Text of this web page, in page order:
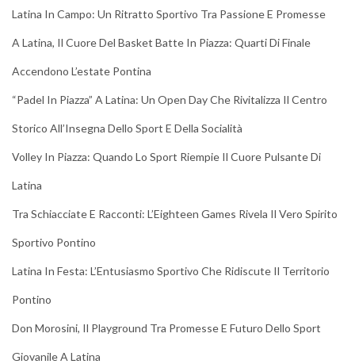
Latina In Campo: Un Ritratto Sportivo Tra Passione E Promesse
A Latina, Il Cuore Del Basket Batte In Piazza: Quarti Di Finale
Accendono L’estate Pontina
“Padel In Piazza” A Latina: Un Open Day Che Rivitalizza Il Centro
Storico All’Insegna Dello Sport E Della Socialità
Volley In Piazza: Quando Lo Sport Riempie Il Cuore Pulsante Di
Latina
Tra Schiacciate E Racconti: L’Eighteen Games Rivela Il Vero Spirito
Sportivo Pontino
Latina In Festa: L’Entusiasmo Sportivo Che Ridiscute Il Territorio
Pontino
Don Morosini, Il Playground Tra Promesse E Futuro Dello Sport
Giovanile A Latina